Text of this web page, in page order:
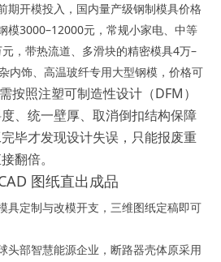
期开模投入，国内量产级钢制模具价格
模3000–12000元，常规小家电、中等
，带热流道、多滑块的精密模具4万–
内饰、高温玻纤专用大型钢模，价格可
按照注塑可制造性设计（DFM）
、统一壁厚、取消倒扣结构保障
毕才发现设计失误，只能报废重
翻倍。
图纸直出成品
具定制与改模开支，三维图纸定稿即可
头部智慧能源企业，断路器壳体原采用